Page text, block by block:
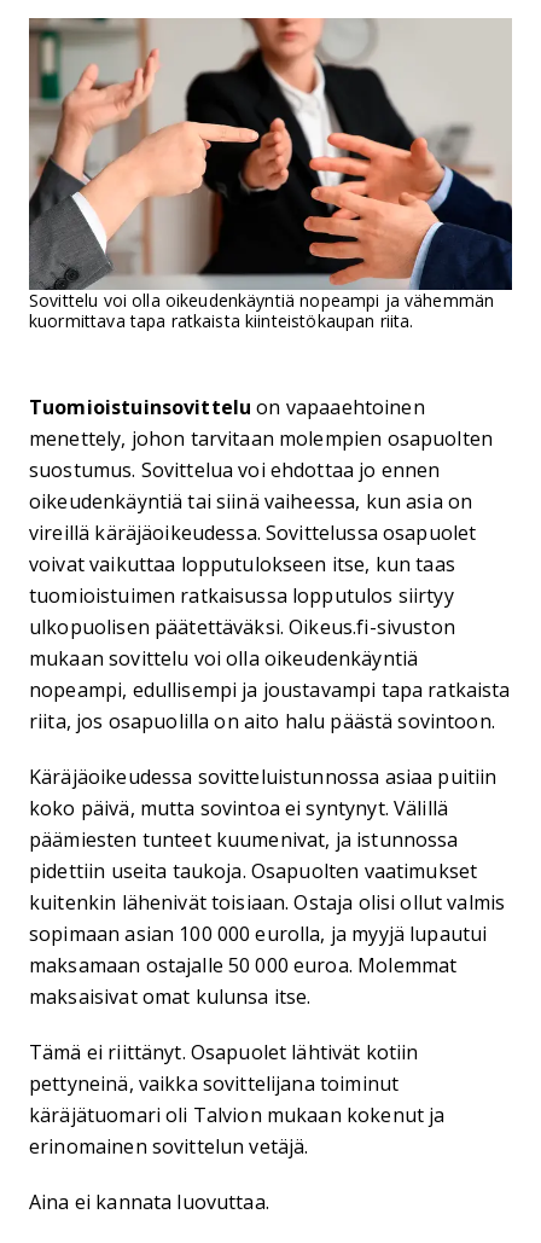
Sovittelu voi olla oikeudenkäyntiä nopeampi ja vähemmän
kuormittava tapa ratkaista kiinteistökaupan riita.
Tuomioistuinsovittelu on vapaaehtoinen
menettely, johon tarvitaan molempien osapuolten
suostumus. Sovittelua voi ehdottaa jo ennen
oikeudenkäyntiä tai siinä vaiheessa, kun asia on
vireillä käräjäoikeudessa. Sovittelussa osapuolet
voivat vaikuttaa lopputulokseen itse, kun taas
tuomioistuimen ratkaisussa lopputulos siirtyy
ulkopuolisen päätettäväksi. Oikeus.fi-sivuston
mukaan sovittelu voi olla oikeudenkäyntiä
nopeampi, edullisempi ja joustavampi tapa ratkaista
riita, jos osapuolilla on aito halu päästä sovintoon.
Käräjäoikeudessa sovitteluistunnossa asiaa puitiin
koko päivä, mutta sovintoa ei syntynyt. Välillä
päämiesten tunteet kuumenivat, ja istunnossa
pidettiin useita taukoja. Osapuolten vaatimukset
kuitenkin lähenivät toisiaan. Ostaja olisi ollut valmis
sopimaan asian 100 000 eurolla, ja myyjä lupautui
maksamaan ostajalle 50 000 euroa. Molemmat
maksaisivat omat kulunsa itse.
Tämä ei riittänyt. Osapuolet lähtivät kotiin
pettyneinä, vaikka sovittelijana toiminut
käräjätuomari oli Talvion mukaan kokenut ja
erinomainen sovittelun vetäjä.
Aina ei kannata luovuttaa.